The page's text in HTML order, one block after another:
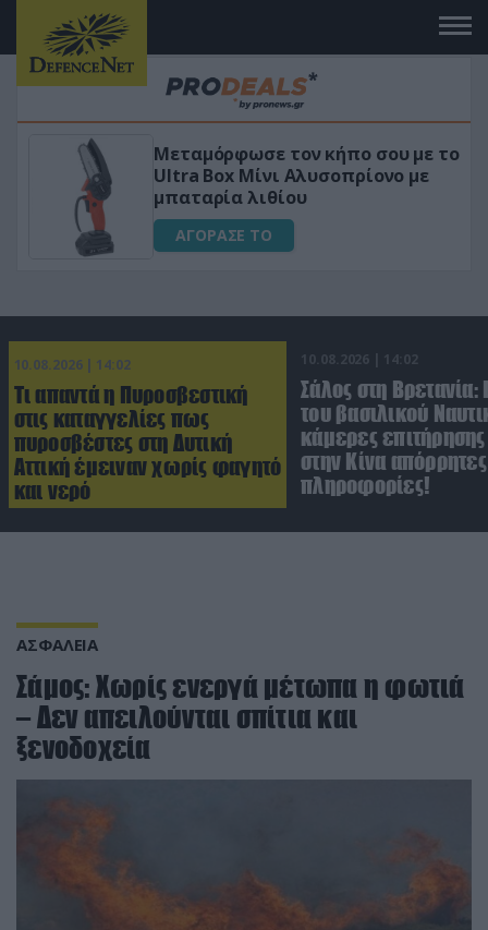
Μεταμόρφωσε τον κήπο σου με το
Ultra Box Μίνι Αλυσοπρίονο με
μπαταρία λιθίου
ΑΓΟΡΑΣΕ ΤΟ
10.08.2026 | 14:02
Τι απαντά η Πυροσβεστική
στις καταγγελίες πως
πυροσβέστες στη Δυτική
Αττική έμειναν χωρίς φαγητό
και νερό
10.08.2026 | 14:02
Σάλος στη Βρετανία:
του βασιλικού
κάμερες
στην Κίνα απόρρητες
πληροφορίες!
ΑΣΦΑΛΕΙΑ
Σάμος: Χωρίς ενεργά μέτωπα η φωτιά
– Δεν απειλούνται σπίτια και
ξενοδοχεία